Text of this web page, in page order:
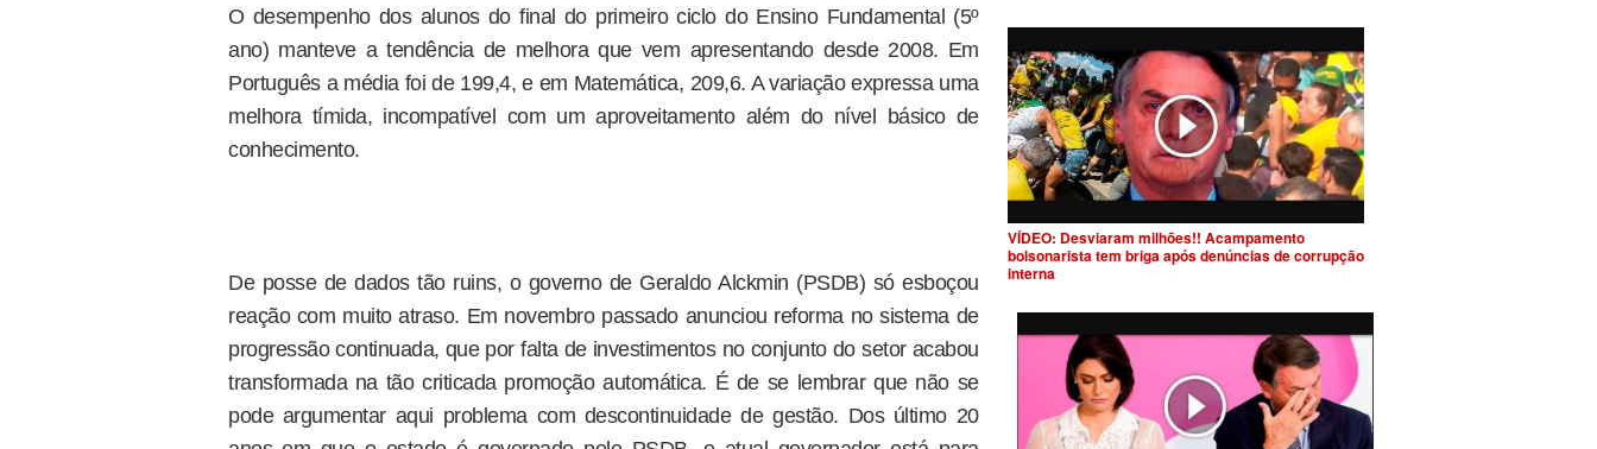
O desempenho dos alunos do final do primeiro ciclo do Ensino Fundamental (5º
ano) manteve a tendência de melhora que vem apresentando desde 2008. Em
Português a média foi de 199,4, e em Matemática, 209,6. A variação expressa uma
melhora tímida, incompatível com um aproveitamento além do nível básico de
conhecimento.
De posse de dados tão ruins, o governo de Geraldo Alckmin (PSDB) só esboçou
reação com muito atraso. Em novembro passado anunciou reforma no sistema de
progressão continuada, que por falta de investimentos no conjunto do setor acabou
transformada na tão criticada promoção automática. É de se lembrar que não se
pode argumentar aqui problema com descontinuidade de gestão. Dos último 20
VÍDEO: Desviaram milhões!! Acampamento
bolsonarista tem briga após denúncias de corrupção
interna